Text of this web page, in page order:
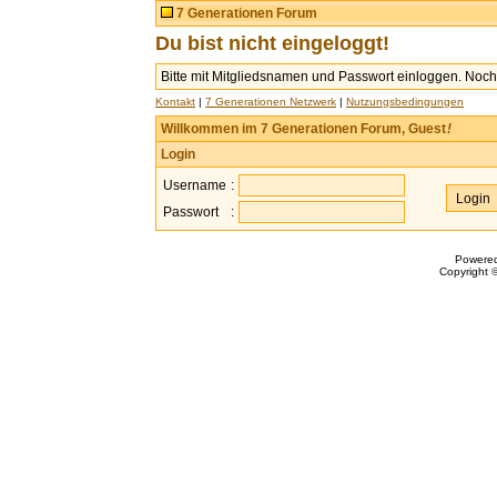
7 Generationen Forum
Du bist nicht eingeloggt!
Bitte mit Mitgliedsnamen und Passwort einloggen.
Kontakt | 7 Generationen Netzwerk | Nutzungsbedingungen
Willkommen im 7 Generationen Forum, Guest!
Login
Username :
Passwort
:
Copyright